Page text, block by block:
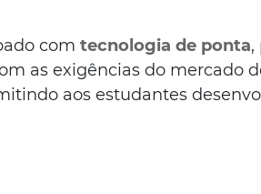
com tecnologia de ponta,
as exigências do mercado
aos estudantes